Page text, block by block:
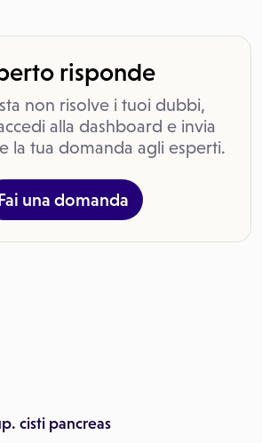
risponde
non risolve i tuoi dubbi,
alla dashboard e invia
la tua domanda agli esperti.
una domanda
cisti pancreas